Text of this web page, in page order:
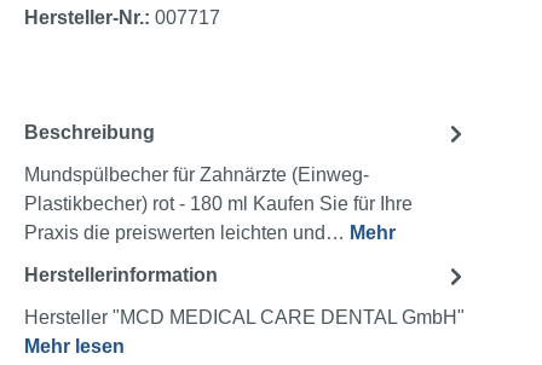
Hersteller-Nr.: 007717
Beschreibung
Mundspülbecher für Zahnärzte (Einweg-
Plastikbecher) rot - 180 ml Kaufen Sie für Ihre
Praxis die preiswerten leichten und… Mehr
Herstellerinformation
Hersteller "MCD MEDICAL CARE DENTAL GmbH"
Mehr lesen